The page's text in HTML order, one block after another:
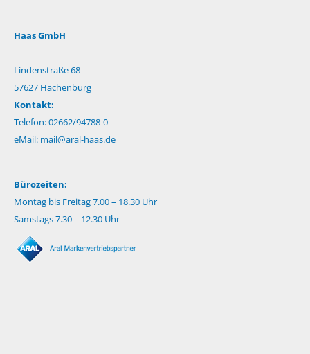
Haas GmbH
Lindenstraße 68
57627 Hachenburg
Kontakt:
Telefon: 02662/94788-0
eMail: mail@aral-haas.de
Bürozeiten:
Montag bis Freitag 7.00 – 18.30 Uhr
Samstags 7.30 – 12.30 Uhr